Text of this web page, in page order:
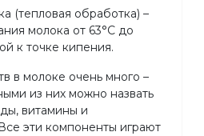
(тепловая обработка) –
молока от 63°С до
к точке кипения.
в молоке очень много –
из них можно назвать
витамины и
эти компоненты играют